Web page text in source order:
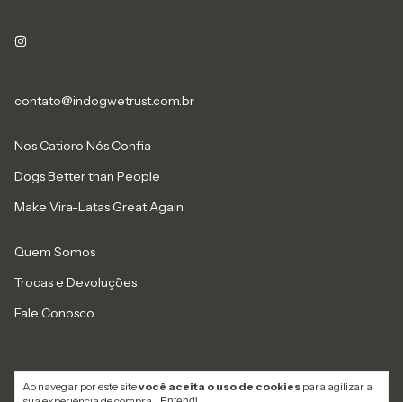
Ao navegar por este sitevocê aceita o uso de cookies para agilizar a
contato@indogwetrust.com.br
Nos Catioro Nós Confia
Dogs Better than People
Make Vira-Latas Great Again
Quem Somos
Trocas e Devoluções
Fale Conosco